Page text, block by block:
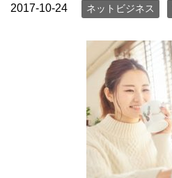
2017-10-24 ネットビジネス